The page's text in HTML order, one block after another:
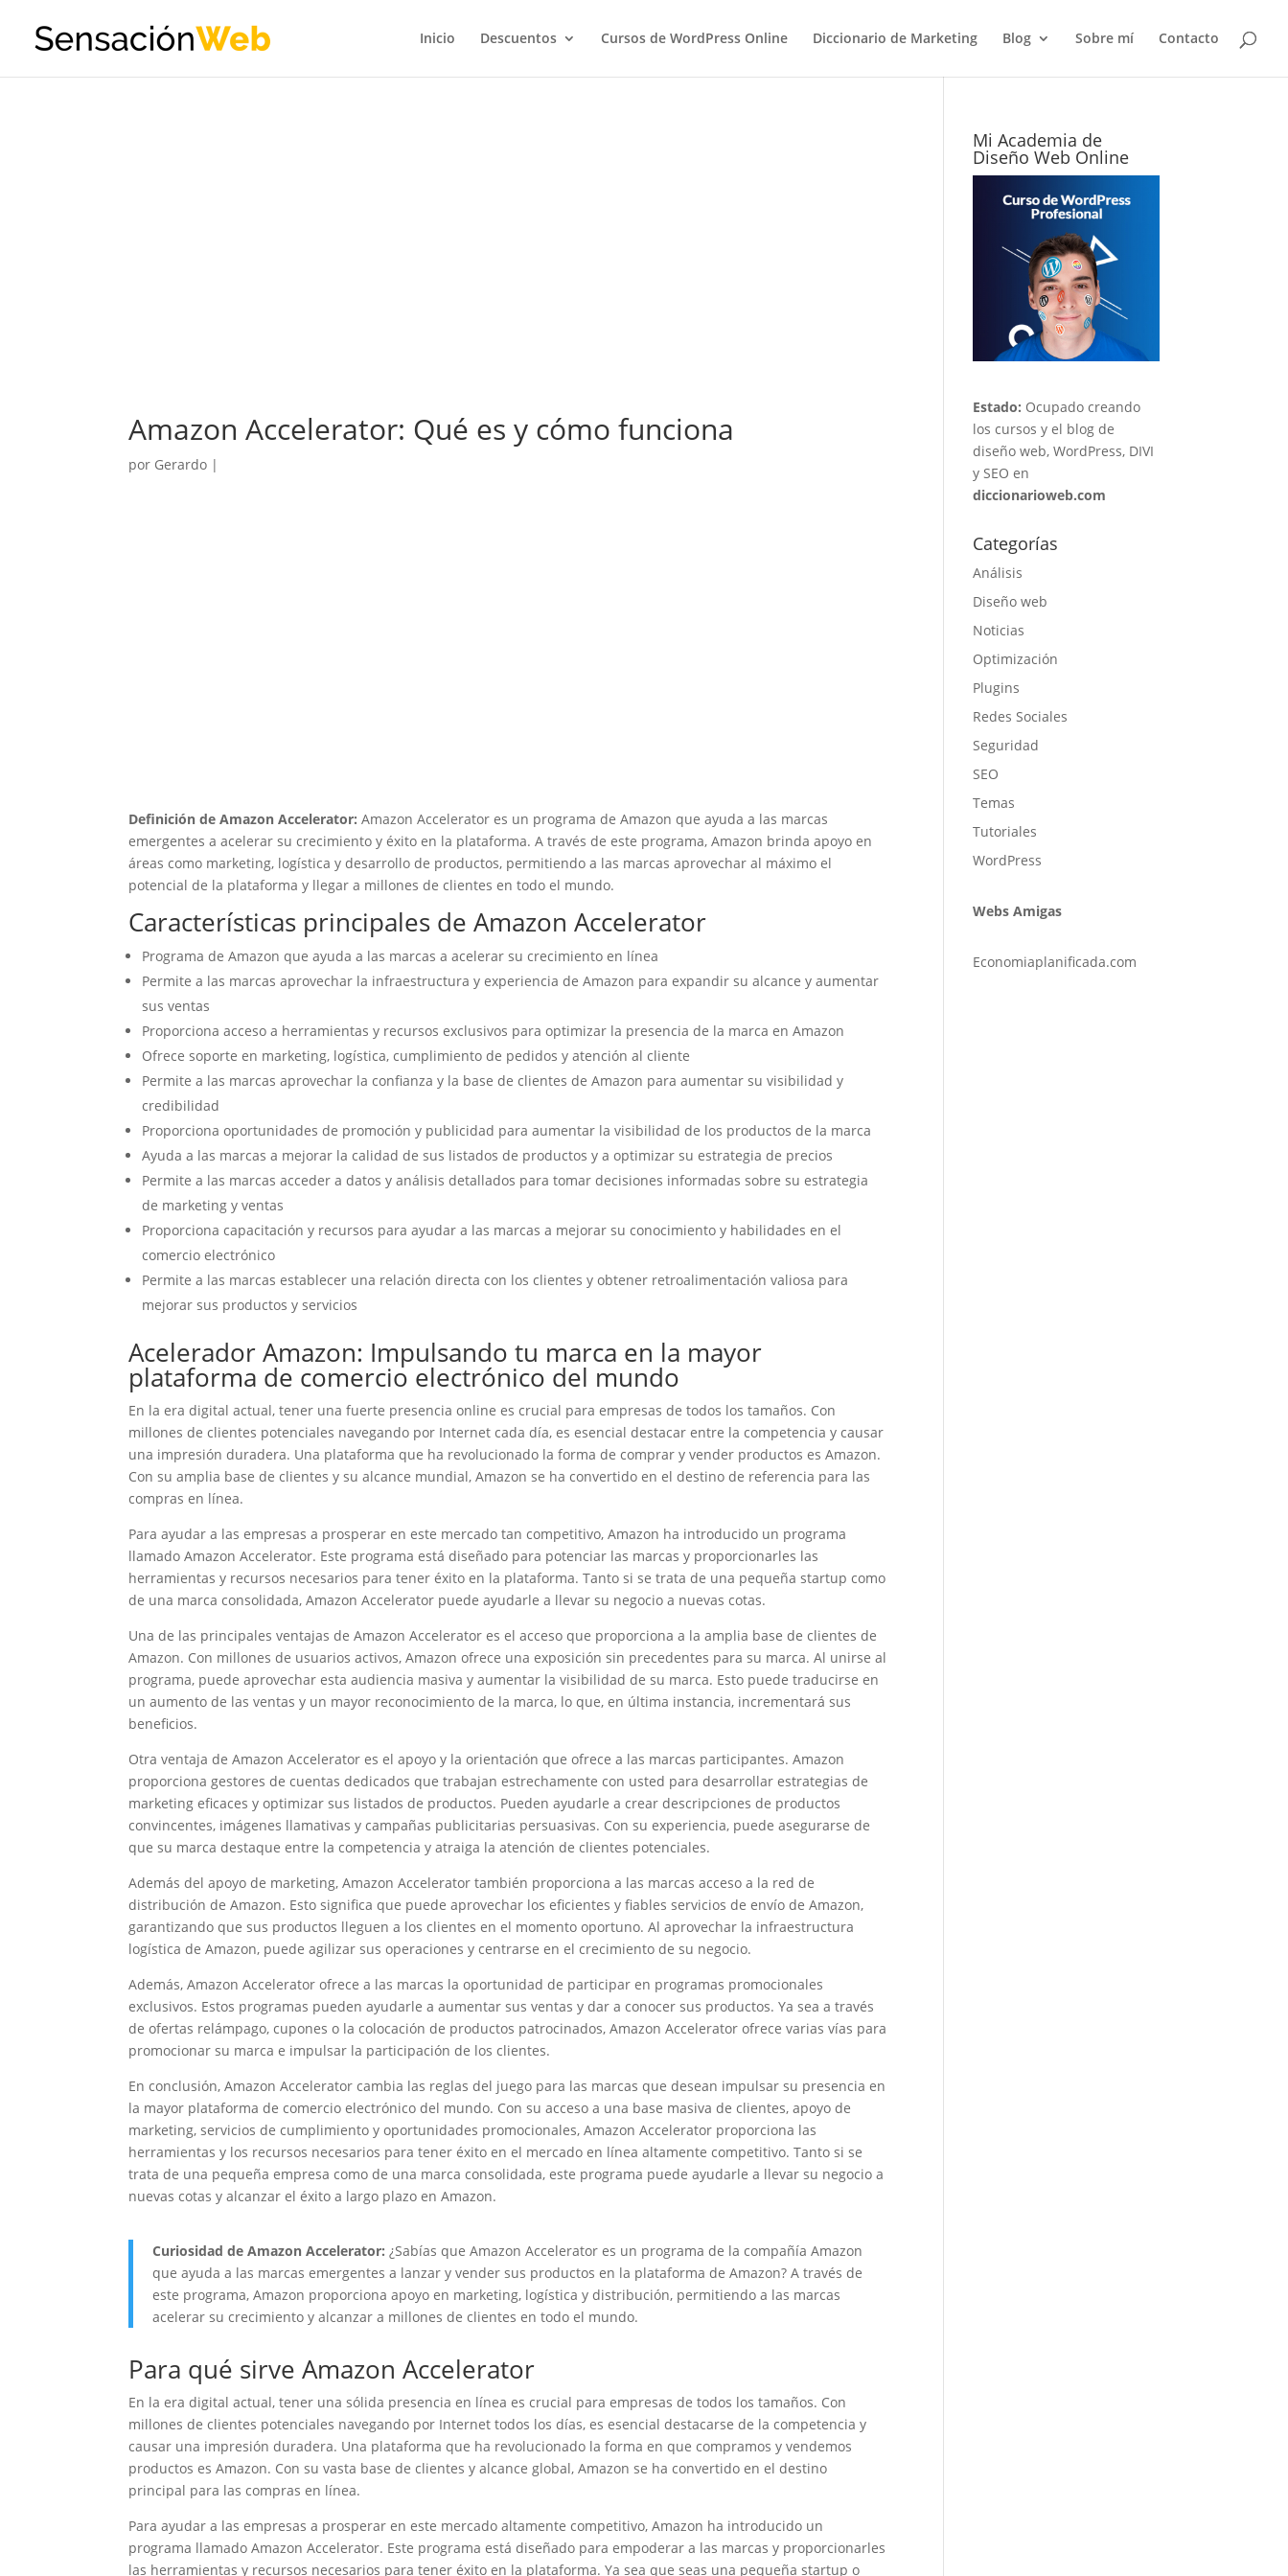
Inicio Descuentos Cursos de WordPress Online Diccionario de Marketing Blog Sobre mí Contacto
Amazon Accelerator: Qué es y cómo funciona
por Gerardo |
Definición de Amazon Accelerator: Amazon Accelerator es un programa de Amazon que ayuda a las marcas
emergentes a acelerar su crecimiento y éxito en la plataforma. A través de este programa, Amazon brinda apoyo en
áreas como marketing, logística y desarrollo de productos, permitiendo a las marcas aprovechar al máximo el
potencial de la plataforma y llegar a millones de clientes en todo el mundo.
Características principales de Amazon Accelerator
Programa de Amazon que ayuda a las marcas a acelerar su crecimiento en línea
Permite a las marcas aprovechar la infraestructura y experiencia de Amazon para expandir su alcance y aumentar
sus ventas
Proporciona acceso a herramientas y recursos exclusivos para optimizar la presencia de la marca en Amazon
Ofrece soporte en marketing, logística, cumplimiento de pedidos y atención al cliente
Permite a las marcas aprovechar la confianza y la base de clientes de Amazon para aumentar su visibilidad y
credibilidad
Proporciona oportunidades de promoción y publicidad para aumentar la visibilidad de los productos de la marca
Ayuda a las marcas a mejorar la calidad de sus listados de productos y a optimizar su estrategia de precios
Permite a las marcas acceder a datos y análisis detallados para tomar decisiones informadas sobre su estrategia
de marketing y ventas
Proporciona capacitación y recursos para ayudar a las marcas a mejorar su conocimiento y habilidades en el
comercio electrónico
Permite a las marcas establecer una relación directa con los clientes y obtener retroalimentación valiosa para
mejorar sus productos y servicios
Acelerador Amazon: Impulsando tu marca en la mayor
plataforma de comercio electrónico del mundo
En la era digital actual, tener una fuerte presencia online es crucial para empresas de todos los tamaños. Con
millones de clientes potenciales navegando por Internet cada día, es esencial destacar entre la competencia y causar
una impresión duradera. Una plataforma que ha revolucionado la forma de comprar y vender productos es Amazon.
Con su amplia base de clientes y su alcance mundial, Amazon se ha convertido en el destino de referencia para las
compras en línea.
Para ayudar a las empresas a prosperar en este mercado tan competitivo, Amazon ha introducido un programa
llamado Amazon Accelerator. Este programa está diseñado para potenciar las marcas y proporcionarles las
herramientas y recursos necesarios para tener éxito en la plataforma. Tanto si se trata de una pequeña startup como
de una marca consolidada, Amazon Accelerator puede ayudarle a llevar su negocio a nuevas cotas.
Una de las principales ventajas de Amazon Accelerator es el acceso que proporciona a la amplia base de clientes de
Amazon. Con millones de usuarios activos, Amazon ofrece una exposición sin precedentes para su marca. Al unirse al
programa, puede aprovechar esta audiencia masiva y aumentar la visibilidad de su marca. Esto puede traducirse en
un aumento de las ventas y un mayor reconocimiento de la marca, lo que, en última instancia, incrementará sus
beneficios.
Otra ventaja de Amazon Accelerator es el apoyo y la orientación que ofrece a las marcas participantes. Amazon
proporciona gestores de cuentas dedicados que trabajan estrechamente con usted para desarrollar estrategias de
marketing eficaces y optimizar sus listados de productos. Pueden ayudarle a crear descripciones de productos
convincentes, imágenes llamativas y campañas publicitarias persuasivas. Con su experiencia, puede asegurarse de
que su marca destaque entre la competencia y atraiga la atención de clientes potenciales.
Además del apoyo de marketing, Amazon Accelerator también proporciona a las marcas acceso a la red de
distribución de Amazon. Esto significa que puede aprovechar los eficientes y fiables servicios de envío de Amazon,
garantizando que sus productos lleguen a los clientes en el momento oportuno. Al aprovechar la infraestructura
logística de Amazon, puede agilizar sus operaciones y centrarse en el crecimiento de su negocio.
Además, Amazon Accelerator ofrece a las marcas la oportunidad de participar en programas promocionales
exclusivos. Estos programas pueden ayudarle a aumentar sus ventas y dar a conocer sus productos. Ya sea a través
de ofertas relámpago, cupones o la colocación de productos patrocinados, Amazon Accelerator ofrece varias vías para
promocionar su marca e impulsar la participación de los clientes.
En conclusión, Amazon Accelerator cambia las reglas del juego para las marcas que desean impulsar su presencia en
la mayor plataforma de comercio electrónico del mundo. Con su acceso a una base masiva de clientes, apoyo de
marketing, servicios de cumplimiento y oportunidades promocionales, Amazon Accelerator proporciona las
herramientas y los recursos necesarios para tener éxito en el mercado en línea altamente competitivo. Tanto si se
trata de una pequeña empresa como de una marca consolidada, este programa puede ayudarle a llevar su negocio a
nuevas cotas y alcanzar el éxito a largo plazo en Amazon.
Curiosidad de Amazon Accelerator: ¿Sabías que Amazon Accelerator es un programa de la compañía Amazon
que ayuda a las marcas emergentes a lanzar y vender sus productos en la plataforma de Amazon? A través de
este programa, Amazon proporciona apoyo en marketing, logística y distribución, permitiendo a las marcas
acelerar su crecimiento y alcanzar a millones de clientes en todo el mundo.
Para qué sirve Amazon Accelerator
En la era digital actual, tener una sólida presencia en línea es crucial para empresas de todos los tamaños. Con
millones de clientes potenciales navegando por Internet todos los días, es esencial destacarse de la competencia y
causar una impresión duradera. Una plataforma que ha revolucionado la forma en que compramos y vendemos
productos es Amazon. Con su vasta base de clientes y alcance global, Amazon se ha convertido en el destino
principal para las compras en línea.
Para ayudar a las empresas a prosperar en este mercado altamente competitivo, Amazon ha introducido un
programa llamado Amazon Accelerator. Este programa está diseñado para empoderar a las marcas y proporcionarles
las herramientas y recursos necesarios para tener éxito en la plataforma. Ya sea que seas una pequeña startup o
Mi Academia de
Diseño Web Online
Estado: Ocupado creando
los cursos y el blog de
diseño web, WordPress, DIVI
y SEO en
diccionarioweb.com
Categorías
Análisis
Diseño web
Noticias
Optimización
Plugins
Redes Sociales
Seguridad
SEO
Temas
Tutoriales
WordPress
Webs Amigas
Economiaplanificada.com